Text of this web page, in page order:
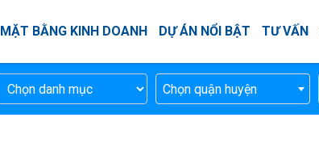
MẶT BẰNG KINH DOANH DỰ ÁN NỔI BẬT TƯ VẤN
Chọn quận huyện